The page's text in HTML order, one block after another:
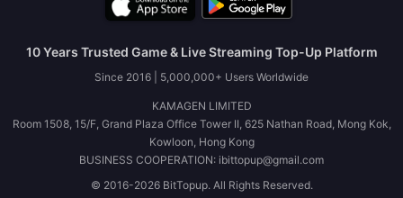
10 Years Trusted Game & Live Streaming Top-Up Platform
Since 2016 | 5,000,000+ Users Worldwide
KAMAGEN LIMITED
Room 1508, 15/F, Grand Plaza Office Tower II, 625 Nathan Road, Mong Kok,
Kowloon, Hong Kong
BUSINESS COOPERATION: ibittopup@gmail.com
© 2016-2026 BitTopup. All Rights Reserved.